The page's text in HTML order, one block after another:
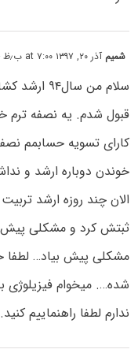
شمیم آذر ۲۰, ۱۳۹۷ at ۷:۰۰ ب٫ظ
سلام من سال۹۴ ارشد کشاورزی دانشگاه سراسری
قبول شدم. یه نصفه ترم
کارای تسویه حسابمم
خوندن دوباره ارشد و
الان چند روزه ارشد
ثبتش کرد و مشکلی پیش
مشکلی پیش بیاد… لطفا
شده…. میخوام فیزیلوژی
ندارم لطفا راهنماییم کنید.